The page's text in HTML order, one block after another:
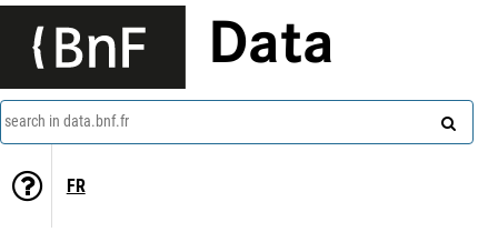
Data
search in data.bnf.fr
FR